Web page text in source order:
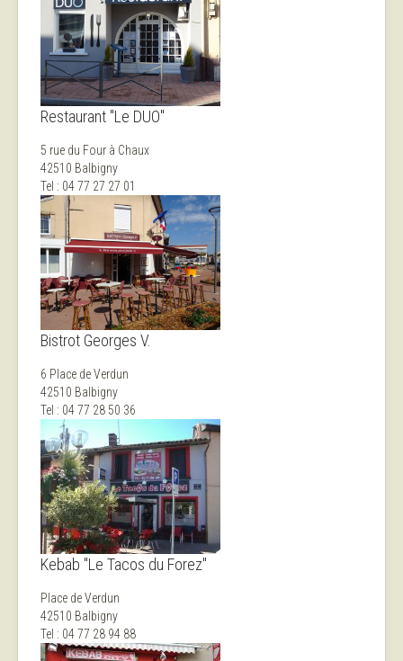
Restaurant "Le DUO"
5 rue du Four à Chaux
42510 Balbigny
Tel : 04 77 27 27 01
Bistrot Georges V.
6 Place de Verdun
42510 Balbigny
Tel : 04 77 28 50 36
Kebab "Le Tacos du Forez"
Place de Verdun
42510 Balbigny
Tel : 04 77 28 94 88